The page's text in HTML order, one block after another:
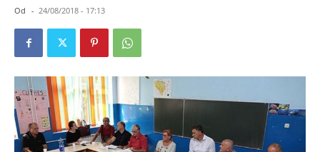
Od - 24/08/2018 - 17:13